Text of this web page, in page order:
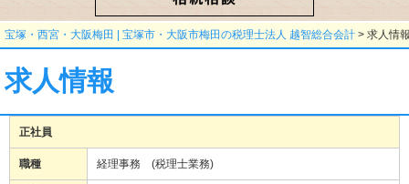
宝塚・西宮・大阪梅田 | 宝塚市・大阪市梅田の税理士法人 越智総合会計 > 求人情
求人情報
正社員
職種 経理事務 (税理士業務)